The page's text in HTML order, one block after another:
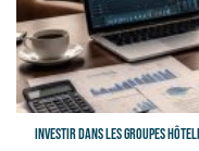
Investir dans les groupes